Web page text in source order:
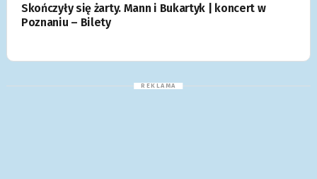
Skończyły się żarty. Mann i Bukartyk | koncert w
Poznaniu – Bilety